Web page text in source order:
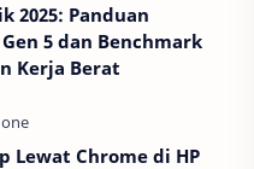
2025: Panduan
5 dan Benchmark
Kerja Berat
Lewat Chrome di HP